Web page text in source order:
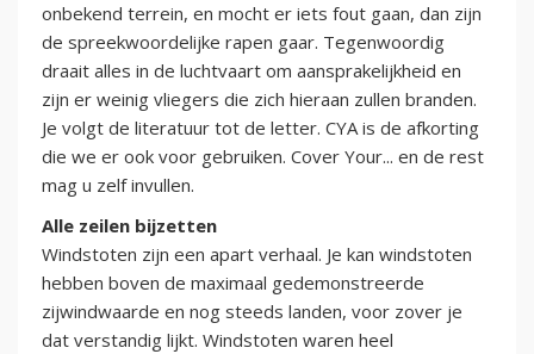
onbekend terrein, en mocht er iets fout gaan, dan zijn
de spreekwoordelijke rapen gaar. Tegenwoordig
draait alles in de luchtvaart om aansprakelijkheid en
zijn er weinig vliegers die zich hieraan zullen branden.
Je volgt de literatuur tot de letter. CYA is de afkorting
die we er ook voor gebruiken. Cover Your... en de rest
mag u zelf invullen.
Alle zeilen bijzetten
Windstoten zijn een apart verhaal. Je kan windstoten
hebben boven de maximaal gedemonstreerde
zijwindwaarde en nog steeds landen, voor zover je
dat verstandig lijkt. Windstoten waren heel